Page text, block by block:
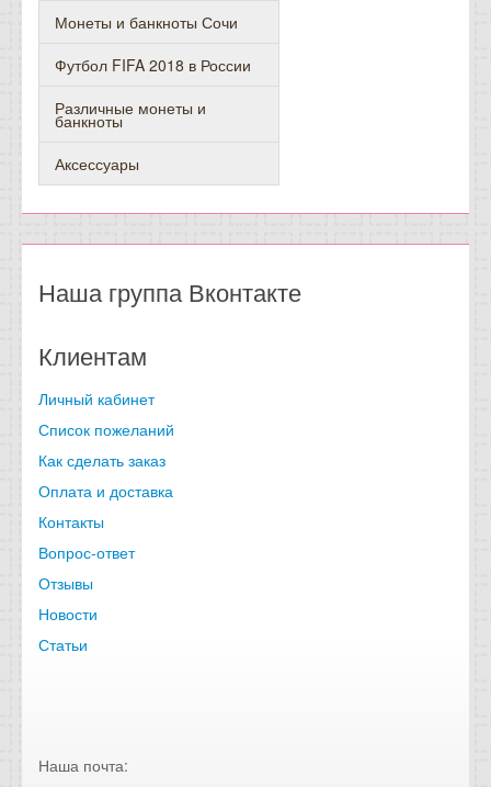
Монеты и банкноты Сочи
Футбол FIFA 2018 в России
Различные монеты и
банкноты
Аксессуары
Наша группа Вконтакте
Клиентам
Личный кабинет
Список пожеланий
Как сделать заказ
Оплата и доставка
Контакты
Вопрос-ответ
Отзывы
Новости
Статьи
Наша почта: